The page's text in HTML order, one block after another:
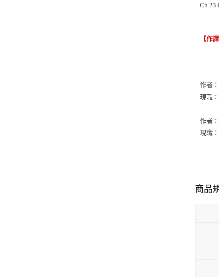
Ch 23
【作
作者
現職
作者
現職
商品